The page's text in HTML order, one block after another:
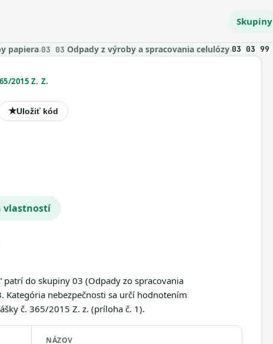
Skupiny
papiera›03 03 Odpady z výroby a spracovania celulózy›03 03 99
2015 Z. Z.
★Uložiť kód
vlastností
patrí do skupiny 03 (Odpady zo spracovania
nebezpečnosti sa určí hodnotením
č. 365/2015 Z. z. (príloha č. 1).
NÁZOV